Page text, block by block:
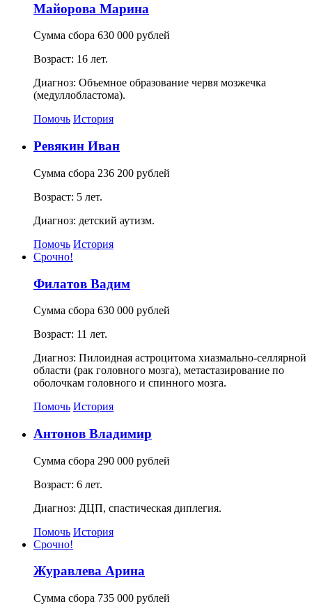
Майорова Марина
Сумма сбора 630 000 рублей
Возраст: 16 лет.
Диагноз: Объемное образование червя мозжечка
(медуллобластома).
Помочь История
Ревякин Иван
Сумма сбора 236 200 рублей
Возраст: 5 лет.
Диагноз: детский аутизм.
Помочь История
Срочно!
Филатов Вадим
Сумма сбора 630 000 рублей
Возраст: 11 лет.
Диагноз: Пилоидная астроцитома хиазмально-селлярной
области (рак головного мозга), метастазирование по
оболочкам головного и спинного мозга.
Помочь История
Антонов Владимир
Сумма сбора 290 000 рублей
Возраст: 6 лет.
Диагноз: ДЦП, спастическая диплегия.
Помочь История
Срочно!
Журавлева Арина
Сумма сбора 735 000 рублей